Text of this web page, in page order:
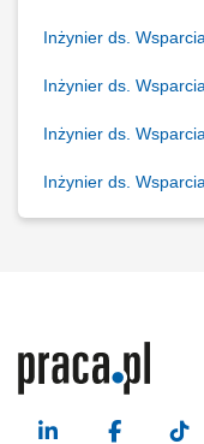
Inżynier ds.
Inżynier ds.
Inżynier ds.
Inżynier ds.